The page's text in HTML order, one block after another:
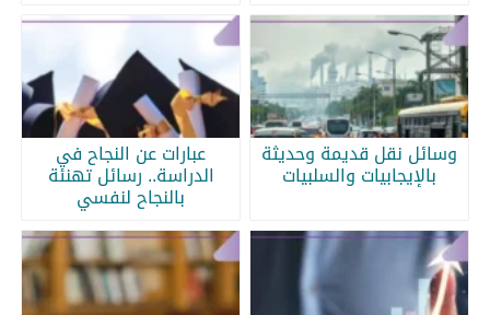
وسائل نقل قديمة وحديثة
بالإيجابيات والسلبيات
عبارات عن النجاح في
الدراسة.. رسائل تهنئة
بالنجاح لنفسي